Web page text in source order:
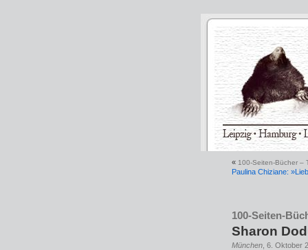
« 100-Seiten-Bücher –
Paulina Chiziane:
100-Seiten-
Sharon
München , 6. Oktober